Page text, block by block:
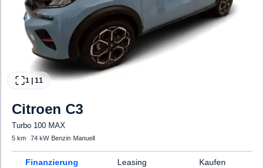
1 11
Citroen C3
Turbo 100 MAX
5 km· ·74 kW· Benzin· Manuell
Finanzierung Leasing Kaufen